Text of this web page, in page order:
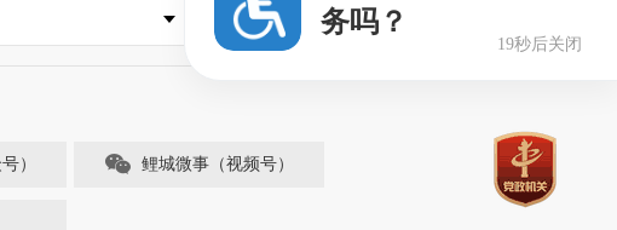
县市区政府
） 鲤城微事（视频号）
务吗？
18秒后关闭